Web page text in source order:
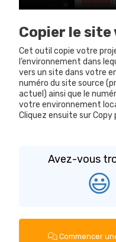
Copier le site
Cet outil copie votre
l’environnement dans
vers un site dans votre
numéro du site source
actuel) ainsi que le
votre environnement
Cliquez ensuite sur
Avez-vous
😃
Commencer